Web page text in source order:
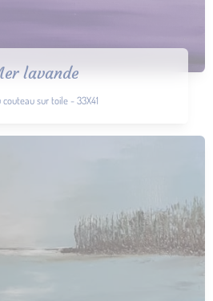
lavande
couteau sur toile - 33X41